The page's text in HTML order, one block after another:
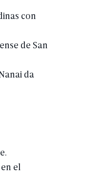
con
de San
da
en el